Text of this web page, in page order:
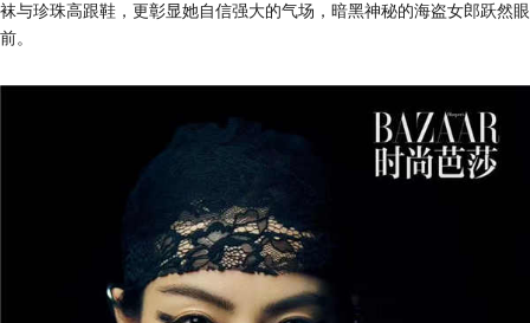
袜与珍珠高跟鞋，更彰显她自信强大的气场，暗黑神秘的海盗女郎跃然眼
前。